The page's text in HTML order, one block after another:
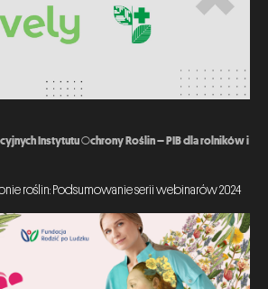
Instytutu Ochrony Roślin – PIB dla rolników i
roślin: Podsumowanie serii webinarów 2024